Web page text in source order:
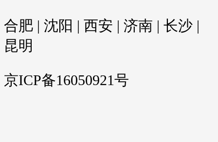
合肥 | 沈阳 | 西安 | 济南 | 长沙 |
昆明
京ICP备16050921号